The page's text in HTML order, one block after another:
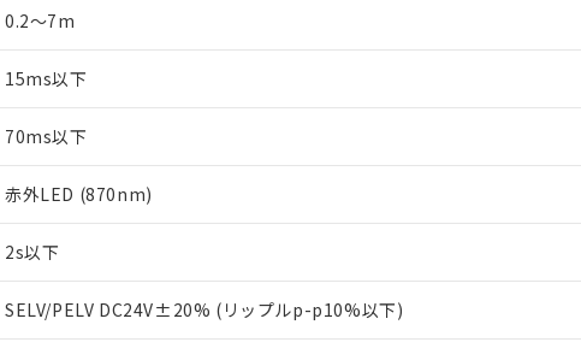
0.2～7m
15ms以下
70ms以下
赤外LED (870nm)
2s以下
SELV/PELV DC24V±20% (リップルp-p10%以下)